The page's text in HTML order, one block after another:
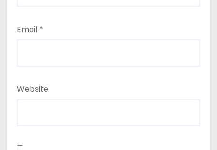
Email *
Website